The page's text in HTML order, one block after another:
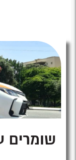
שומרים